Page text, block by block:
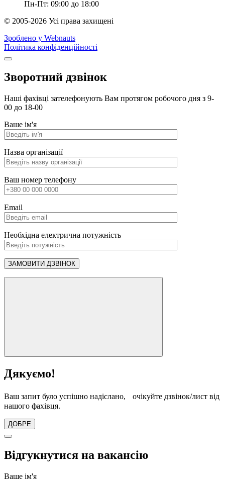
Пн-Пт: 09:00 до 18:00
© 2005-2026 Усі права захищені
Зроблено у Webnauts
Політика конфіденційності
Зворотний дзвінок
Наші фахівці зателефонують Вам протягом робочого дня з 9-
00 до 18-00
Ваше ім'я
Назва організації
Ваш номер телефону
Email
Необхідна електрична потужність
Дякуємо!
Ваш запит було успішно надіслано, очікуйте дзвінок/лист від
нашого фахівця.
ДОБРЕ
Відгукнутися на вакансію
Ваше ім'я